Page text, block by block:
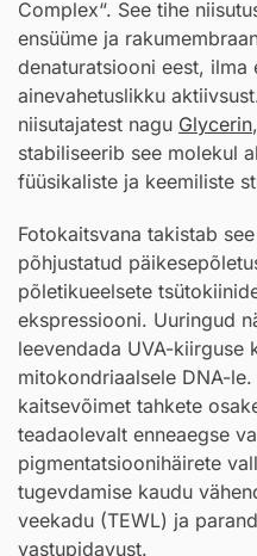
Complex“. See tihe
ensüüme ja
denaturatsiooni eest, ilma
ainevahetuslikku
niisutajatest nagu Glycerin
stabiliseerib see molekul
füüsikaliste ja keemiliste
Fotokaitsvana takistab
põhjustatud
põletikueelsete
ekspressiooni. Uuringud
leevendada UVA-kiirguse
mitokondriaalsele DNA-
kaitsevõimet tahkete
teadaolevalt enneaegse
pigmentatsioonihäirete
tugevdamise kaudu
veekadu (TEWL) ja
vastupidavust.